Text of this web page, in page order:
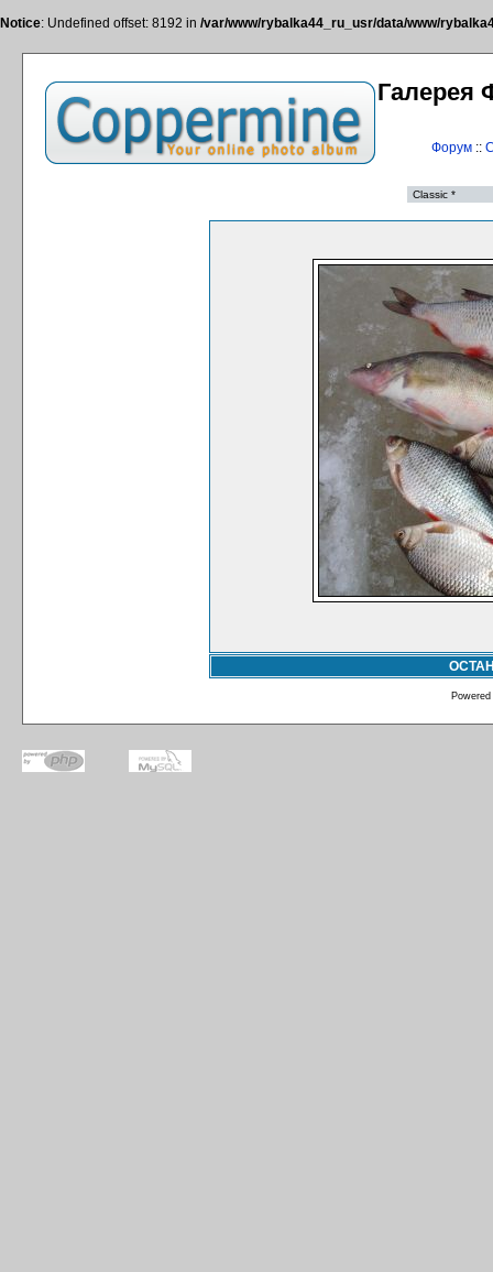
Notice: Undefined offset: 8192 in /var/www/rybalka44_ru_usr/data/www/
Галерея
Форум::